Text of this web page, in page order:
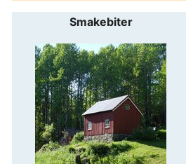
Smakebiter